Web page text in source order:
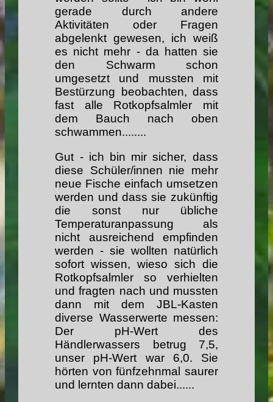
gerade durch andere
Aktivitäten oder Fragen
abgelenkt gewesen, ich weiß
es nicht mehr - da hatten sie
den Schwarm schon
umgesetzt und mussten mit
Bestürzung beobachten, dass
fast alle Rotkopfsalmler mit
dem Bauch nach oben
schwammen........
Gut - ich bin mir sicher, dass
diese Schüler/innen nie mehr
neue Fische einfach umsetzen
werden und dass sie zukünftig
die sonst nur übliche
Temperaturanpassung als
nicht ausreichend empfinden
werden - sie wollten natürlich
sofort wissen, wieso sich die
Rotkopfsalmler so verhielten
und fragten nach und mussten
dann mit dem JBL-Kasten
diverse Wasserwerte messen:
Der pH-Wert des
Händlerwassers betrug 7,5,
unser pH-Wert war 6,0. Sie
hörten von fünfzehnmal saurer
und lernten dann dabei......